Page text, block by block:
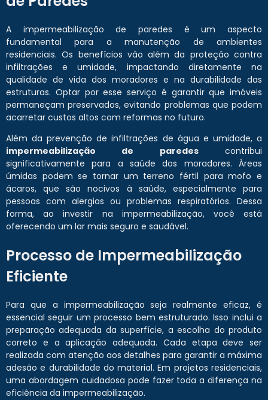
A impermeabilização de paredes é um aspecto
fundamental para a manutenção de ambientes
residenciais. Os benefícios vão além da proteção contra
infiltrações e umidade, impactando diretamente na
qualidade de vida dos moradores e na durabilidade das
estruturas. Optar por esse serviço é garantir que imóveis
permaneçam preservados, evitando problemas que podem
acarretar custos altos com reformas no futuro.
Além da prevenção de infiltrações de água e umidade, a
impermeabilização de paredescontribui
significativamente para a saúde dos moradores. Áreas
úmidas podem se tornar um terreno fértil para mofo e
ácaros, que são nocivos à saúde, especialmente para
pessoas com alergias ou problemas respiratórios. Dessa
forma, ao investir na impermeabilização, você está
oferecendo um lar mais seguro e saudável.
Processo de Impermeabilização
Eficiente
Para que a impermeabilização seja realmente eficaz, é
essencial seguir um processo bem estruturado. Isso inclui a
preparação adequada da superfície, a escolha do produto
correto e a aplicação adequada. Cada etapa deve ser
realizada com atenção aos detalhes para garantir a máxima
adesão e durabilidade do material. Em projetos residenciais,
uma abordagem cuidadosa pode fazer toda a diferença na
eficiência da impermeabilização.